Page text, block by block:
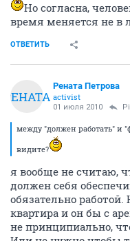
Но согласна,
время меняется не в
ОТВЕТИТЬ
РЕНАТА
Рената Петрова
activist
01 июля 2010
между "должен работать" и
видите?
я вообще не считаю,
должен себя
обязательно
квартира и он бы с
не принципиально,